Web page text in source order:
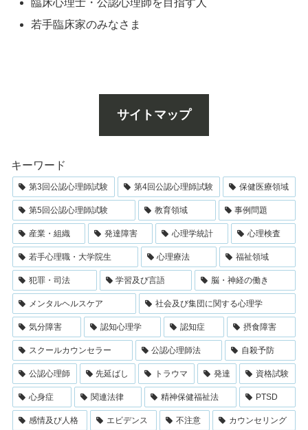
若手臨床家のみなさま
サイトマップ
キーワード
第3回公認心理師試験 第4回公認心理師試験 保健医療領域
第5回公認心理師試験 教育領域 事例問題
産業・組織 発達障害 心理学統計 心理検査
若手心理職・大学院生 心理療法 福祉領域
犯罪・司法 学習及び言語 脳・神経の働き
メンタルヘルスケア 社会及び集団に関する心理学
気分障害 認知心理学 認知症 摂食障害
スクールカウンセラー 公認心理師法 自殺予防
公認心理師 先延ばし トラウマ 発達 資格試験
心身症 関連法律 精神保健福祉法 PTSD
感情及び人格 エビデンス 不注意 カウンセリング